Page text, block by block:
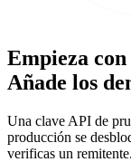
Empieza
Añade los
Una clave API de
producción se
verificas un remitente.